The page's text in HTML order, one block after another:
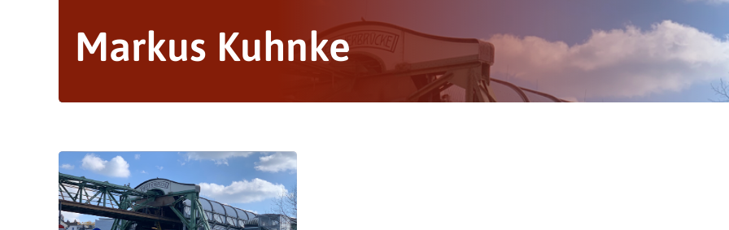
Markus Kuhnke